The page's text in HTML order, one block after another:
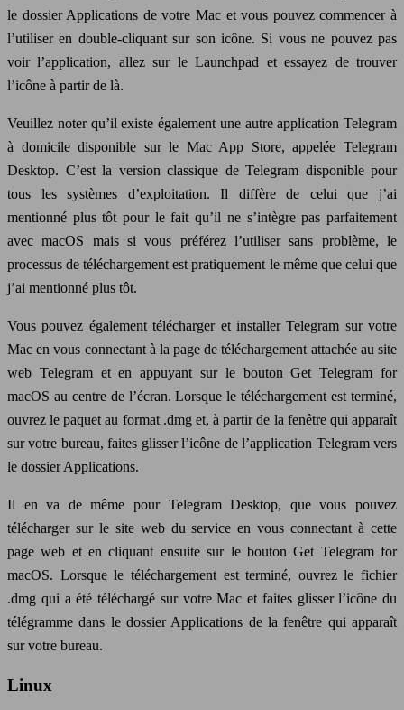
le dossier Applications de votre Mac et vous pouvez commencer à
l’utiliser en double-cliquant sur son icône. Si vous ne pouvez pas
voir l’application, allez sur le Launchpad et essayez de trouver
l’icône à partir de là.
Veuillez noter qu’il existe également une autre application Telegram
à domicile disponible sur le Mac App Store, appelée Telegram
Desktop. C’est la version classique de Telegram disponible pour
tous les systèmes d’exploitation. Il diffère de celui que j’ai
mentionné plus tôt pour le fait qu’il ne s’intègre pas parfaitement
avec macOS mais si vous préférez l’utiliser sans problème, le
processus de téléchargement est pratiquement le même que celui que
j’ai mentionné plus tôt.
Vous pouvez également télécharger et installer Telegram sur votre
Mac en vous connectant à la page de téléchargement attachée au site
web Telegram et en appuyant sur le bouton Get Telegram for
macOS au centre de l’écran. Lorsque le téléchargement est terminé,
ouvrez le paquet au format .dmg et, à partir de la fenêtre qui apparaît
sur votre bureau, faites glisser l’icône de l’application Telegram vers
le dossier Applications.
Il en va de même pour Telegram Desktop, que vous pouvez
télécharger sur le site web du service en vous connectant à cette
page web et en cliquant ensuite sur le bouton Get Telegram for
macOS. Lorsque le téléchargement est terminé, ouvrez le fichier
.dmg qui a été téléchargé sur votre Mac et faites glisser l’icône du
télégramme dans le dossier Applications de la fenêtre qui apparaît
sur votre bureau.
Linux